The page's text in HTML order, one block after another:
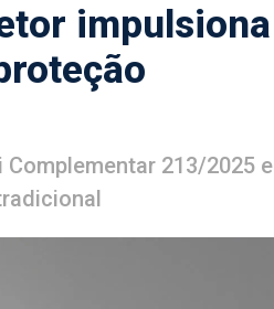
impulsiona
Complementar 213/2025 e